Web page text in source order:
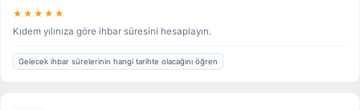
★★★★★
Kıdem yılınıza göre ihbar süresini hesaplayın.
Gelecek ihbar sürelerinin hangi tarihte olacağını öğren